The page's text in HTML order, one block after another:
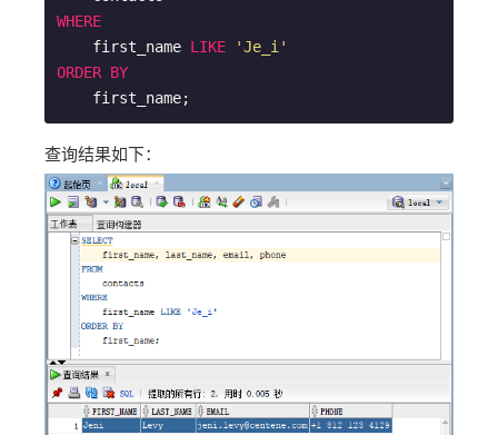
WHERE
    first_name
LIKE
'Je_i'
ORDER BY
    first_name;
查询结果如下：